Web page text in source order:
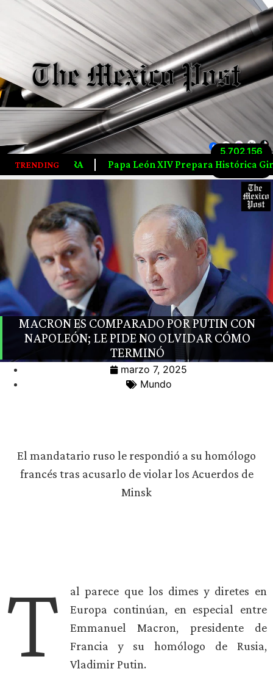
Visitas totales
5,702,156
TRENDING
Papa León XIV Prepara Histórica Gira Por Latinoamérica;
MACRON ES COMPARADO POR PUTIN CON
NAPOLEÓN; LE PIDE NO OLVIDAR CÓMO
TERMINÓ
marzo 7, 2025
Mundo
El mandatario ruso le respondió a su homólogo
francés tras acusarlo de violar los Acuerdos de
Minsk
T
al parece que los dimes y diretes en
Europa continúan, en especial entre
Emmanuel Macron, presidente de
Francia y su homólogo de Rusia,
Vladimir Putin.